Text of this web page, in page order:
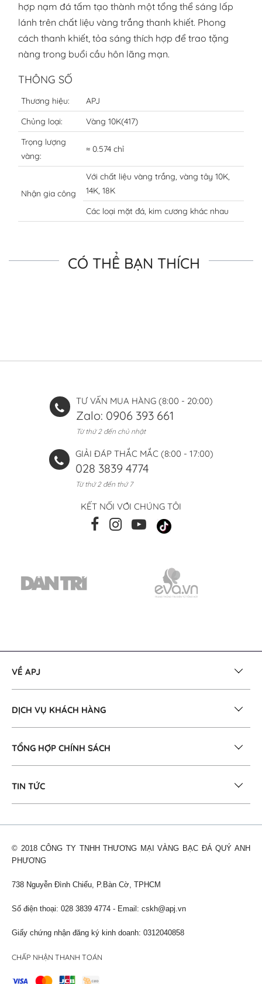
hợp nạm đá tấm tạo thành một tổng thể sáng lấp
lánh trên chất liệu vàng trắng thanh khiết. Phong
cách thanh khiết, tỏa sáng thích hợp để trao tặng
nàng trong buổi cầu hôn lãng mạn.
THÔNG SỐ
Thương hiệu:
APJ
Chủng loại:
Vàng 10K(417)
Trọng lượng
vàng:
≈ 0.574 chỉ
Nhận gia công
Với chất liệu vàng trắng, vàng tây 10K,
14K, 18K
Các loại mặt đá, kim cương khác nhau
CÓ THỂ BẠN THÍCH
TƯ VẤN MUA HÀNG (8:00 - 20:00)
Zalo: 0906 393 661
Từ thứ 2 đến chủ nhật
GIẢI ĐÁP THẮC MẮC (8:00 - 17:00)
028 3839 4774
Từ thứ 2 đến thứ 7
KẾT NỐI VỚI CHÚNG TÔI
VỀ APJ
DỊCH VỤ KHÁCH HÀNG
TỔNG HỢP CHÍNH SÁCH
TIN TỨC
© 2018 CÔNG TY TNHH THƯƠNG MẠI VÀNG BẠC ĐÁ QUÝ ANH
PHƯƠNG
738 Nguyễn Đình Chiểu, P.Bàn Cờ, TPHCM
Số điện thoại: 028 3839 4774 - Email: cskh@apj.vn
Giấy chứng nhận đăng ký kinh doanh: 0312040858
CHẤP NHẬN THANH TOÁN